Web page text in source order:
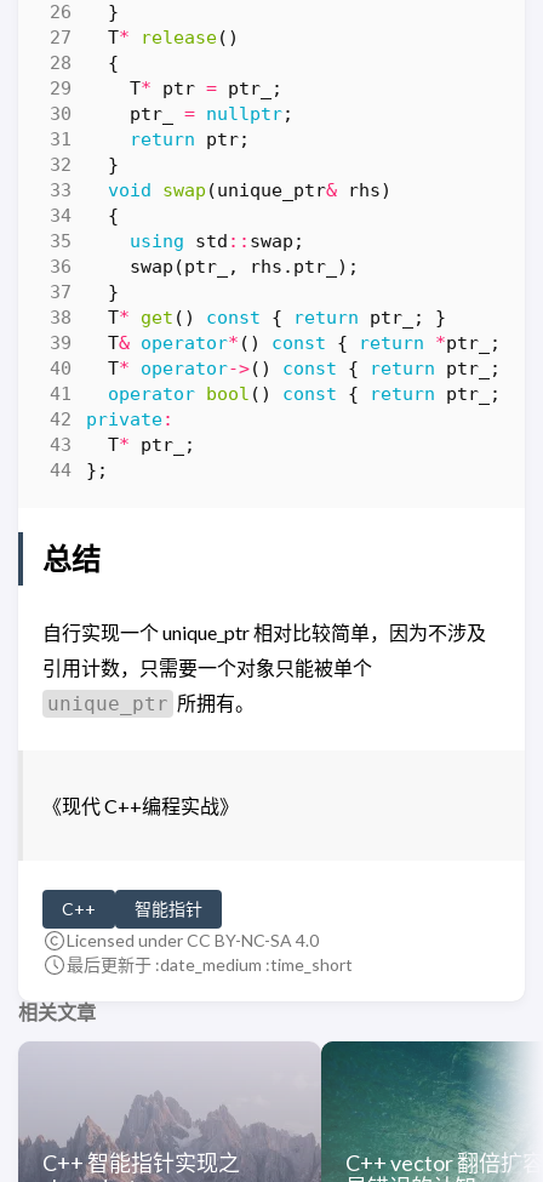
}
T* release()
{
T* ptr = ptr_
;
ptr_
= nullptr;
return
ptr;
}
void
swap (unique_ptr& rhs)
{
using
std :: swap ;
swap (ptr_ , rhs . ptr_ );
}
T* get () const { return ptr_ ;
}
T& operator* () const { return *ptr_ ;
T* operator->() const { return ptr_ ;
operator bool () const { return ptr_ ;
private:
T* ptr_
;
};
总结
自行实现一个 unique_ptr 相对比较简单，因为不涉及
引用计数，只需要一个对象只能被单个
unique_ptr 所拥有。
《现代 C++编程实战》
C++
智能指针
Licensed under CC BY-NC-SA 4.0
最后更新于 :date_medium :time_short
相关文章
C++ 智能指针实现之
C++ vector 翻倍扩